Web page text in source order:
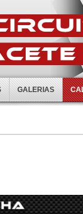
GALERIAS